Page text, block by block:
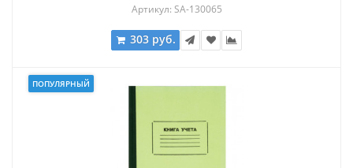
Артикул: SA-130065
303 руб.
ПОПУЛЯРНЫЙ